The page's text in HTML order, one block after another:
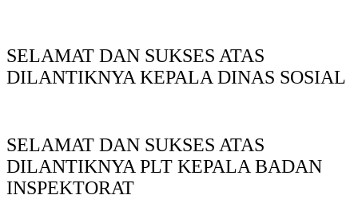
SELAMAT DAN SUKSES ATAS
DILANTIKNYA KEPALA DINAS SOSIAL
SELAMAT DAN SUKSES ATAS
DILANTIKNYA PLT KEPALA BADAN
INSPEKTORAT